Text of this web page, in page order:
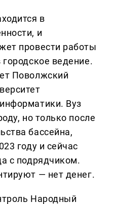
в
и
провести работы
ведение.
Поволжский
Вуз
но только после
бассейна,
году и сейчас
с подрядчиком.
— нет денег.
Народный